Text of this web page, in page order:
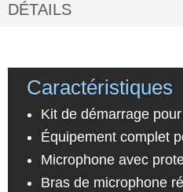
DÉTAILS
Caractéristiques
Kit de démarrage
Équipement complet
Microphone avec
Bras de microphone